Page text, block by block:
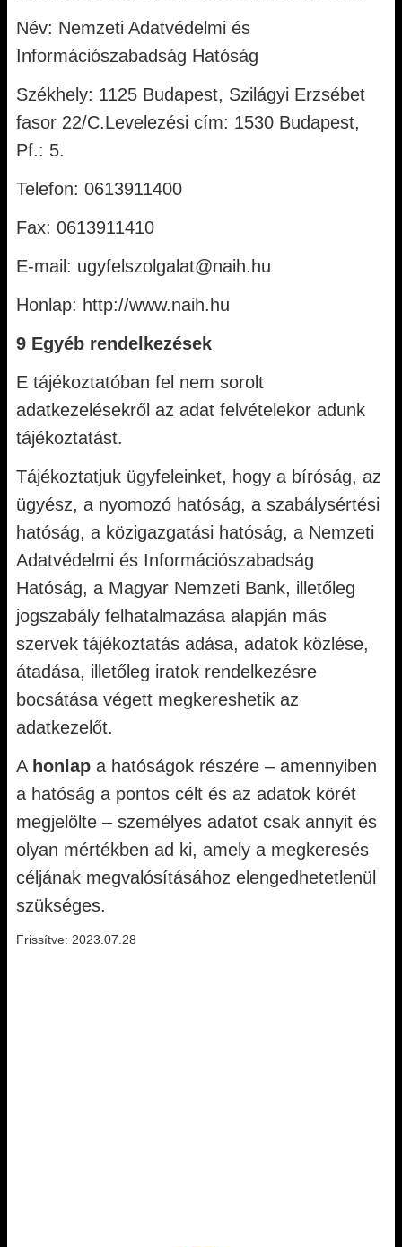
Név: Nemzeti Adatvédelmi és
Információszabadság Hatóság
Székhely: 1125 Budapest, Szilágyi Erzsébet
fasor 22/C.Levelezési cím: 1530 Budapest,
Pf.: 5.
Telefon: 0613911400
Fax: 0613911410
E-mail: ugyfelszolgalat@naih.hu
Honlap: http://www.naih.hu
9 Egyéb rendelkezések
E tájékoztatóban fel nem sorolt
adatkezelésekről az adat felvételekor adunk
tájékoztatást.
Tájékoztatjuk ügyfeleinket, hogy a bíróság, az
ügyész, a nyomozó hatóság, a szabálysértési
hatóság, a közigazgatási hatóság, a Nemzeti
Adatvédelmi és Információszabadság
Hatóság, a Magyar Nemzeti Bank, illetőleg
jogszabály felhatalmazása alapján más
szervek tájékoztatás adása, adatok közlése,
átadása, illetőleg iratok rendelkezésre
bocsátása végett megkereshetik az
adatkezelőt.
A honlap a hatóságok részére – amennyiben
a hatóság a pontos célt és az adatok körét
megjelölte – személyes adatot csak annyit és
olyan mértékben ad ki, amely a megkeresés
céljának megvalósításához elengedhetetlenül
szükséges.
Frissítve: 2023.07.28